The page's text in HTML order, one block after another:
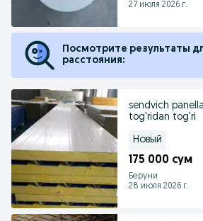
27 июля 2026 г.
Посмотрите результаты
расстояния:
sendvich
tog'ridan tog'ri
Новый
175 000 сум
Беруни
28 июля 2026 г.